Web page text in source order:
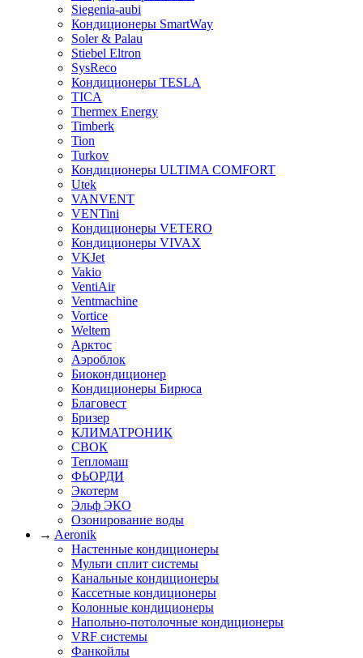
Siegenia-aubi
Кондиционеры SmartWay
Soler & Palau
Stiebel Eltron
SysReco
Кондиционеры TESLA
TICA
Thermex Energy
Timberk
Tion
Turkov
Кондиционеры ULTIMA COMFORT
Utek
VANVENT
VENTini
Кондиционеры VETERO
Кондиционеры VIVAX
VKJet
Vakio
VentiAir
Ventmachine
Vortice
Weltem
Арктос
Аэроблок
Биокондиционер
Кондиционеры Бирюса
Благовест
Бризер
КЛИМАТРОНИК
СВОК
Тепломаш
ФЬОРДИ
Экотерм
Эльф ЭКО
Озонирование воды
→ Aeronik
Настенные кондиционеры
Мульти сплит системы
Канальные кондиционеры
Кассетные кондиционеры
Колонные кондиционеры
Напольно-потолочные кондиционеры
VRF системы
Фанкойлы